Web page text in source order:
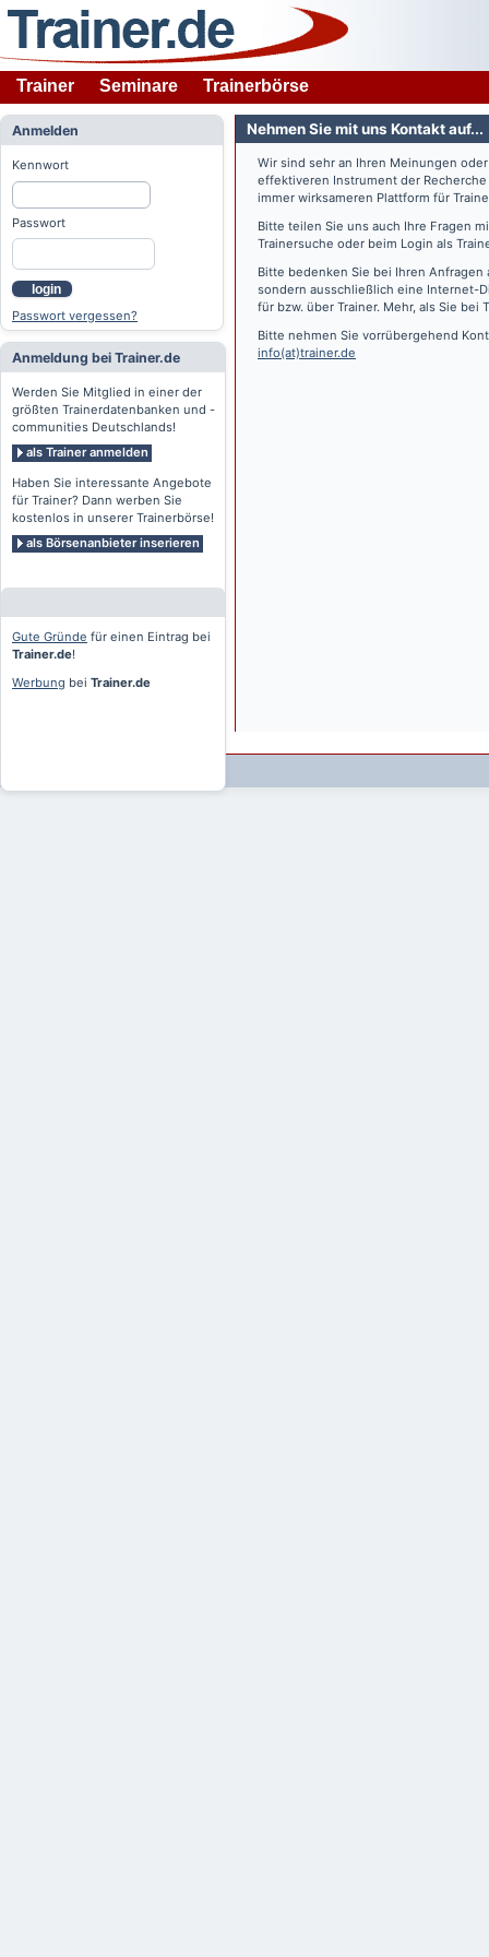
Trainer Seminare Trainerbörse
Anmelden
Kennwort
Passwort
login
Passwort vergessen?
Anmeldung bei Trainer.de
Werden Sie Mitglied in einer der
größten Trainerdatenbanken und -
communities Deutschlands!
als Trainer anmelden
Haben Sie interessante Angebote
für Trainer? Dann werben Sie
kostenlos in unserer Trainerbörse!
als Börsenanbieter inserieren
Gute Gründe für einen Eintrag bei
Trainer.de!
Werbung bei Trainer.de
Nehmen Sie mit uns Kontakt auf...
Wir sind sehr an Ihren Meinungen
effektiveren Instrument der
immer wirksameren Plattform für
Bitte teilen Sie uns auch Ihre Fragen
Trainersuche oder beim Login als
Bitte bedenken Sie bei Ihren
sondern ausschließlich eine Internet-
für bzw. über Trainer. Mehr, als Sie bei
Bitte nehmen Sie vorrübergehend
info(at)trainer.de